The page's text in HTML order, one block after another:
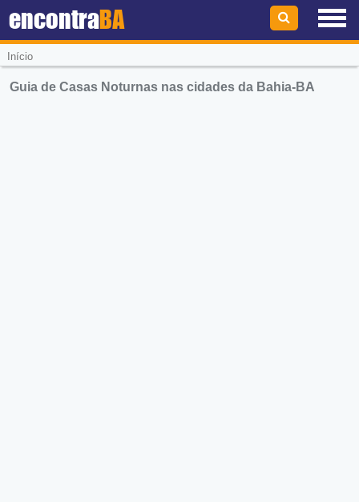
encontraBA
Início
Guia de Casas Noturnas nas cidades da Bahia-BA